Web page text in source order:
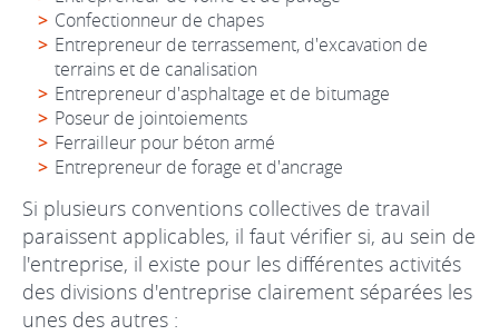
Confectionneur de chapes
Entrepreneur de terrassement, d'excavation de
terrains et de canalisation
Entrepreneur d'asphaltage et de bitumage
Poseur de jointoiements
Ferrailleur pour béton armé
Entrepreneur de forage et d'ancrage
Si plusieurs conventions collectives de travail
paraissent applicables, il faut vérifier si, au sein de
l'entreprise, il existe pour les différentes activités
des divisions d'entreprise clairement séparées les
unes des autres :